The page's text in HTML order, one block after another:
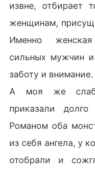
извне, отбирает
женщинам,
Именно
сильных мужчин
заботу и внимание.
А моя же
приказали
Романом оба
из себя ангела, у
отобрали и